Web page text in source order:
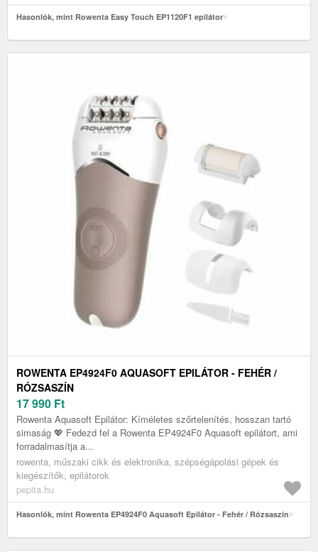
Hasonlók, mint Rowenta Easy Touch EP1120F1 epilátor
ROWENTA EP4924F0 AQUASOFT EPILÁTOR - FEHÉR /
RÓZSASZÍN
17 990 Ft
Rowenta Aquasoft Epilátor: Kíméletes szőrtelenítés, hosszan tartó
simaság 💖 Fedezd fel a Rowenta EP4924F0 Aquasoft epilátort, ami
forradalmasítja a...
rowenta, műszaki cikk és elektronika, szépségápolási gépek és
kiegészítők, epilátorok
pepita.hu
Hasonlók, mint Rowenta EP4924F0 Aquasoft Epilátor - Fehér / Rózsaszín